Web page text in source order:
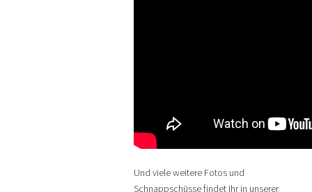
Und viele weitere Fotos und
Schnappschüsse findet Ihr in unserer